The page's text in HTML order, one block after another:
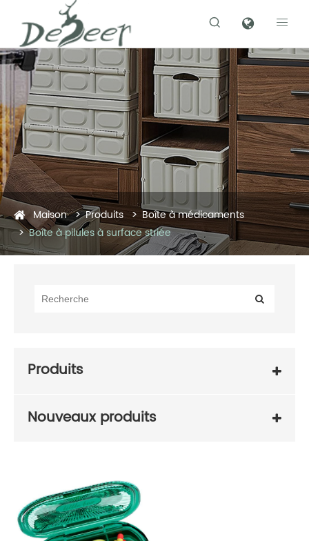
 
Maison Produits
Boîte à médicaments
Boîte à pilules à surface striée
Produits
Nouveaux produits